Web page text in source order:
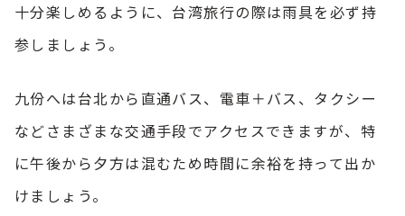
十分楽しめるように、台湾旅行の際は雨具を必ず持
参しましょう。
九份へは台北から直通バス、電車＋バス、タクシー
などさまざまな交通手段でアクセスできますが、特
に午後から夕方は混むため時間に余裕を持って出か
けましょう。